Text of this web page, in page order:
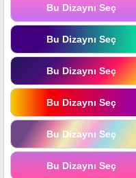
Bu Dizaynı Seç
Bu Dizaynı Seç
Bu Dizaynı Seç
Bu Dizaynı Seç
Bu Dizaynı Seç
Bu Dizaynı Seç